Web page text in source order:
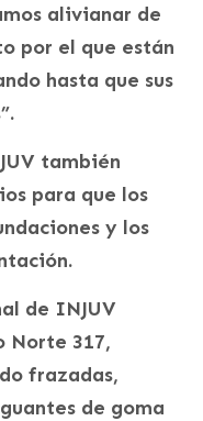
alivianar de
por el que están
hasta que sus
también
para que los
y los
de INJUV
Norte 317,
frazadas,
de goma